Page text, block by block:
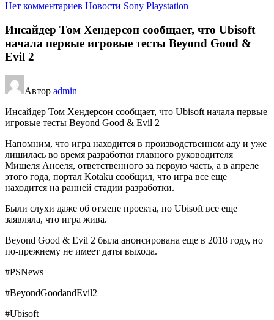
Нет комментариев Новости Sony Playstation
Инсайдер Том Хендерсон сообщает, что Ubisoft
начала первые игровые тесты Beyond Good &
Evil 2
Автор admin
Инсайдер Том Хендерсон сообщает, что Ubisoft начала первые
игровые тесты Beyond Good & Evil 2
Напомним, что игра находится в производственном аду и уже
лишилась во время разработки главного руководителя
Мишеля Анселя, ответственного за первую часть, а в апреле
этого года, портал Kotaku сообщил, что игра все еще
находится на ранней стадии разработки.
Были слухи даже об отмене проекта, но Ubisoft все еще
заявляла, что игра жива.
Beyond Good & Evil 2 была анонсирована еще в 2018 году, но
по-прежнему не имеет даты выхода.
#PSNews
#BeyondGoodandEvil2
#Ubisoft